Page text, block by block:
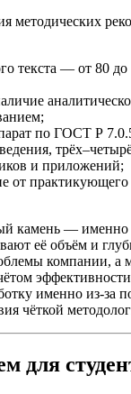
методических
текста — от 80 до
по ГОСТ Р
и приложений;
от практикующего
камень — именно
её объём и
компании, а
именно из-за
чёткой
для